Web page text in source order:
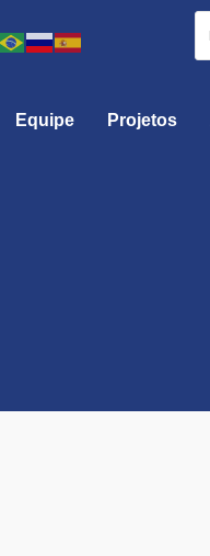
Equipe Projetos